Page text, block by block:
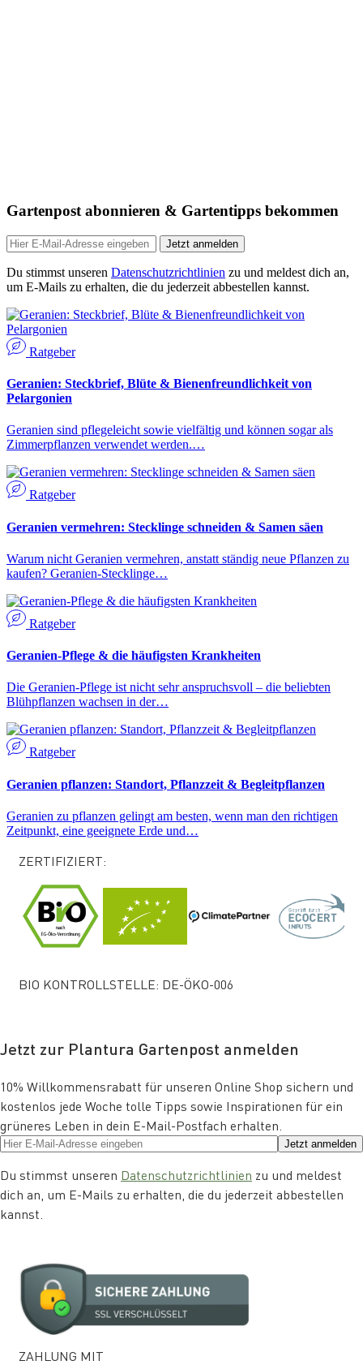
Gartenpost abonnieren & Gartentipps bekommen
Jetzt anmelden
Du stimmst unseren Datenschutzrichtlinien zu und meldest dich an,
um E-Mails zu erhalten, die du jederzeit abbestellen kannst.
Ratgeber
Geranien: Steckbrief, Blüte & Bienenfreundlichkeit von
Pelargonien
Geranien sind pflegeleicht sowie vielfältig und können sogar als
Zimmerpflanzen verwendet werden.…
Ratgeber
Geranien vermehren: Stecklinge schneiden & Samen säen
Warum nicht Geranien vermehren, anstatt ständig neue Pflanzen zu
kaufen? Geranien-Stecklinge…
Ratgeber
Geranien-Pflege & die häufigsten Krankheiten
Die Geranien-Pflege ist nicht sehr anspruchsvoll – die beliebten
Blühpflanzen wachsen in der…
Ratgeber
Geranien pflanzen: Standort, Pflanzzeit & Begleitpflanzen
Geranien zu pflanzen gelingt am besten, wenn man den richtigen
Zeitpunkt, eine geeignete Erde und…
ZERTIFIZIERT:
BIO KONTROLLSTELLE: DE-ÖKO-006
Jetzt zur Plantura Gartenpost anmelden
10% Willkommensrabatt für unseren Online Shop sichern und
kostenlos jede Woche tolle Tipps sowie Inspirationen für ein
grüneres Leben in dein E-Mail-Postfach erhalten.
Jetzt anmelden
Du stimmst unseren Datenschutzrichtlinien zu und meldest
dich an, um E-Mails zu erhalten, die du jederzeit abbestellen
kannst.
ZAHLUNG MIT